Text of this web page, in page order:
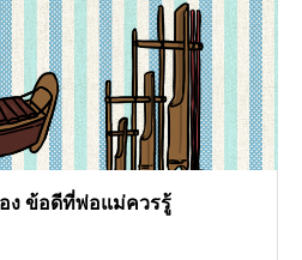
ง ข้อดีที่พ่อแม่ควรรู้